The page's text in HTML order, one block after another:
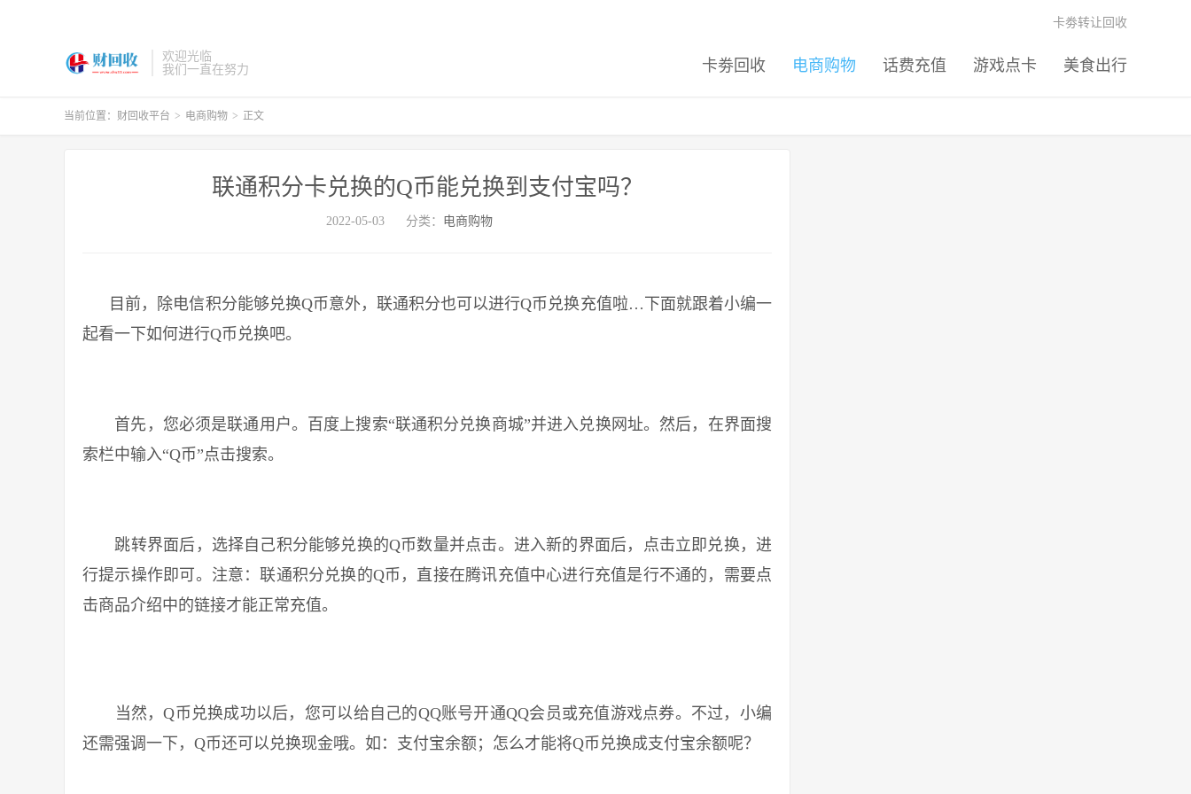
欢迎光临
我们一直在努力
卡劵回收 电商购物 话费充值 游戏点卡 美食出行
卡劵转让回收
当前位置： 财回收平台 > 电商购物 > 正文
联通积分卡兑换的Q币能兑换到支付宝吗？
2022-05-03 分类： 电商购物
目前，除电信积分能够兑换Q币意外，联通积分也可以进行Q币兑换充值啦…下面就跟着小编一
起看一下如何进行Q币兑换吧。
首先，您必须是联通用户。百度上搜索“联通积分兑换商城”并进入兑换网址。然后，在界面搜
索栏中输入“Q币”点击搜索。
跳转界面后，选择自己积分能够兑换的Q币数量并点击。进入新的界面后，点击立即兑换，进
行提示操作即可。注意：联通积分兑换的Q币，直接在腾讯充值中心进行充值是行不通的，需要点
击商品介绍中的链接才能正常充值。
当然，Q币兑换成功以后，您可以给自己的QQ账号开通QQ会员或充值游戏点券。不过，小编
还需强调一下，Q币还可以兑换现金哦。如：支付宝余额；怎么才能将Q币兑换成支付宝余额呢？